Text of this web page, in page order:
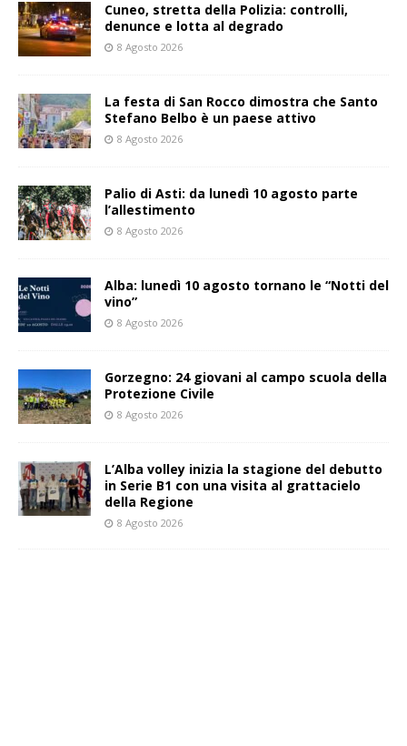
Cuneo, stretta della Polizia: controlli,
denunce e lotta al degrado
8 Agosto 2026
La festa di San Rocco dimostra che Santo
Stefano Belbo è un paese attivo
8 Agosto 2026
Palio di Asti: da lunedì 10 agosto parte
l’allestimento
8 Agosto 2026
Alba: lunedì 10 agosto tornano le “Notti del
vino”
8 Agosto 2026
Gorzegno: 24 giovani al campo scuola della
Protezione Civile
8 Agosto 2026
L’Alba volley inizia la stagione del debutto
in Serie B1 con una visita al grattacielo
della Regione
8 Agosto 2026